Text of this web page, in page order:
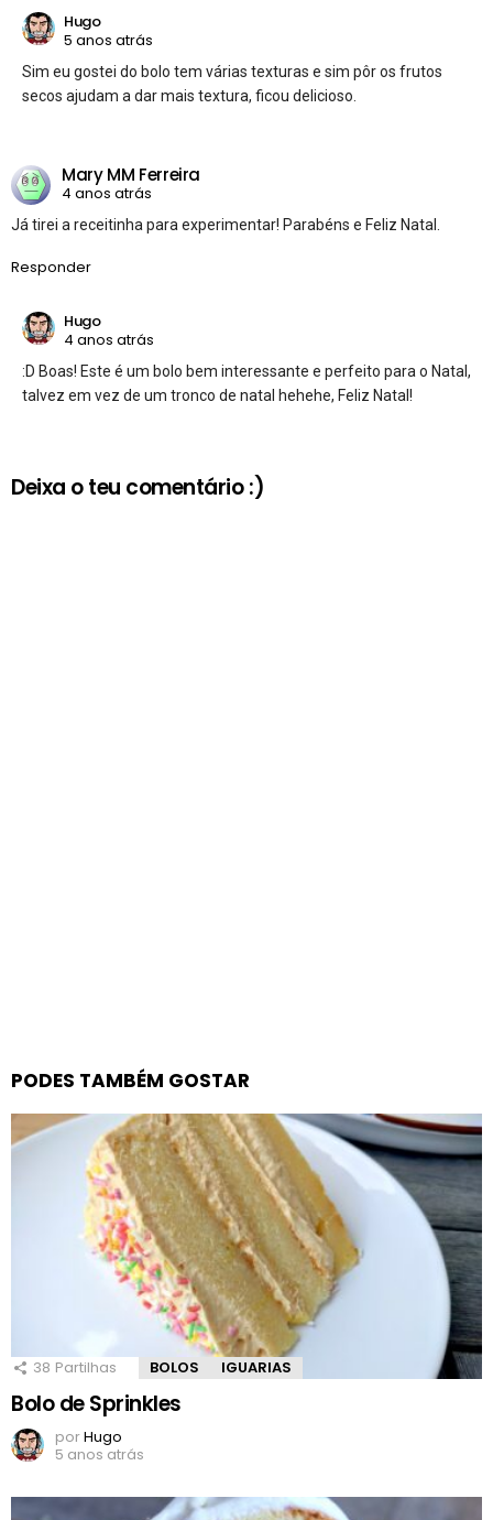
Hugo
5 anos atrás
Sim eu gostei do bolo tem várias texturas e sim pôr os frutos
secos ajudam a dar mais textura, ficou delicioso.
Mary MM Ferreira
4 anos atrás
Já tirei a receitinha para experimentar! Parabéns e Feliz Natal.
Responder
Hugo
4 anos atrás
:D Boas! Este é um bolo bem interessante e perfeito para o Natal,
talvez em vez de um tronco de natal hehehe, Feliz Natal!
Deixa o teu comentário :)
PODES TAMBÉM GOSTAR
38 Partilhas BOLOS IGUARIAS
Bolo de Sprinkles
porHugo
5 anos atrás